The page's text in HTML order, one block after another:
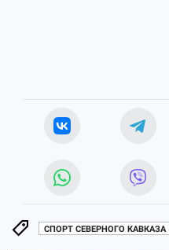
СПОРТ СЕВЕРНОГО КАВКАЗА